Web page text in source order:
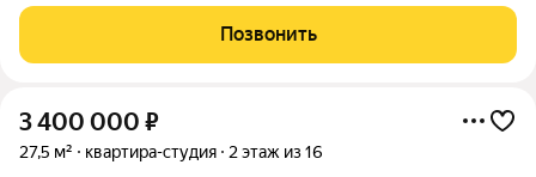
тонах, создавая атмосферу уюта и спокойствия. В квартире
выполнен современный ремонт:
Позвонить
3 400 000 ₽
27,5 м² квартира-студия 2 этаж из 16